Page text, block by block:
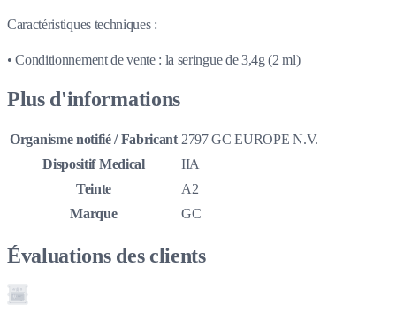
Caractéristiques techniques :
• Conditionnement de vente : la seringue de 3,4g (2 ml)
Plus d'informations
Organisme notifié / Fabricant 2797 GC EUROPE N.V.
Dispositif Medical
IIA
Teinte
A2
Marque
GC
Évaluations des clients